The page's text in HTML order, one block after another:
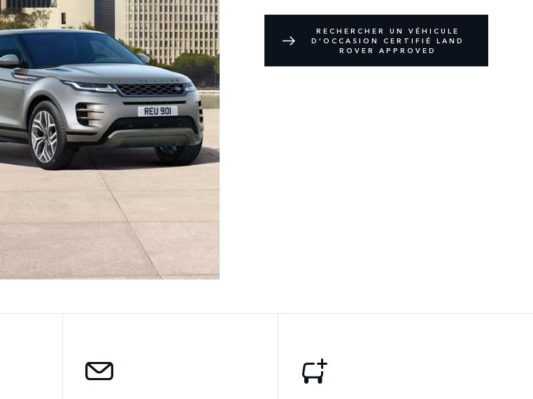
RECHERCHER UN VÉHICULE
D’OCCASION CERTIFIÉ LAND
ROVER APPROVED